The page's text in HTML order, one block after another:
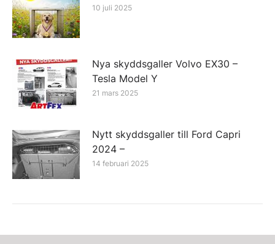
10 juli 2025
Nya skyddsgaller Volvo EX30 –
Tesla Model Y
21 mars 2025
Nytt skyddsgaller till Ford Capri
2024 –
14 februari 2025